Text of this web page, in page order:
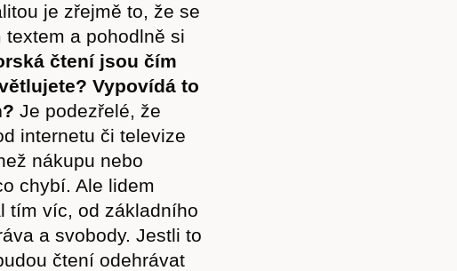
je zřejmě to, že se
a pohodlně si
čtení jsou čím
Vypovídá to
Je podezřelé, že
internetu či televize
nákupu nebo
chybí. Ale lidem
tím víc, od základního
a svobody. Jestli to
čtení odehrávat